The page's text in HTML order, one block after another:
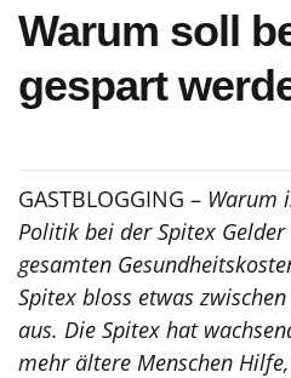
Warum soll
gespart
GASTBLOGGING – Warum
Politik bei der Spitex
gesamten
Spitex bloss etwas
aus. Die Spitex hat
mehr ältere Menschen